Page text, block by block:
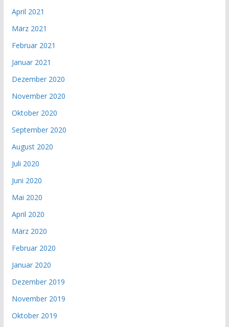
April 2021
März 2021
Februar 2021
Januar 2021
Dezember 2020
November 2020
Oktober 2020
September 2020
August 2020
Juli 2020
Juni 2020
Mai 2020
April 2020
März 2020
Februar 2020
Januar 2020
Dezember 2019
November 2019
Oktober 2019